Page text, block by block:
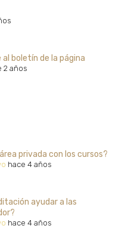
al boletín de la página
2 años
privada con los cursos?
hace 4 años
ayudar a las
hace 4 años